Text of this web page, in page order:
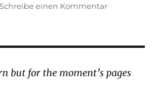
Schreibe einen Kommentarzu
but for the moment’s pages